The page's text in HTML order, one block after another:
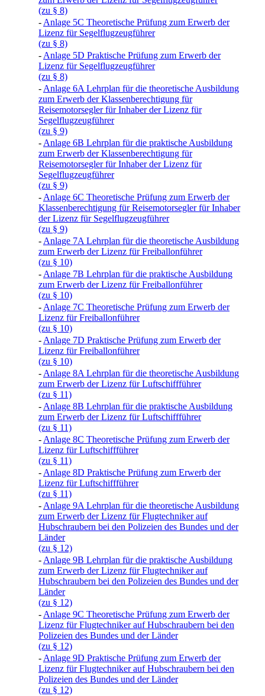
(zu § 8)
- Anlage 5C Theoretische Prüfung zum Erwerb der
Lizenz für Segelflugzeugführer
(zu § 8)
- Anlage 5D Praktische Prüfung zum Erwerb der
Lizenz für Segelflugzeugführer
(zu § 8)
- Anlage 6A Lehrplan für die theoretische Ausbildung
zum Erwerb der Klassenberechtigung für
Reisemotorsegler für Inhaber der Lizenz für
Segelflugzeugführer
(zu § 9)
- Anlage 6B Lehrplan für die praktische Ausbildung
zum Erwerb der Klassenberechtigung für
Reisemotorsegler für Inhaber der Lizenz für
Segelflugzeugführer
(zu § 9)
- Anlage 6C Theoretische Prüfung zum Erwerb der
Klassenberechtigung für Reisemotorsegler für Inhaber
der Lizenz für Segelflugzeugführer
(zu § 9)
- Anlage 7A Lehrplan für die theoretische Ausbildung
zum Erwerb der Lizenz für Freiballonführer
(zu § 10)
- Anlage 7B Lehrplan für die praktische Ausbildung
zum Erwerb der Lizenz für Freiballonführer
(zu § 10)
- Anlage 7C Theoretische Prüfung zum Erwerb der
Lizenz für Freiballonführer
(zu § 10)
- Anlage 7D Praktische Prüfung zum Erwerb der
Lizenz für Freiballonführer
(zu § 10)
- Anlage 8A Lehrplan für die theoretische Ausbildung
zum Erwerb der Lizenz für Luftschiffführer
(zu § 11)
- Anlage 8B Lehrplan für die praktische Ausbildung
zum Erwerb der Lizenz für Luftschiffführer
(zu § 11)
- Anlage 8C Theoretische Prüfung zum Erwerb der
Lizenz für Luftschiffführer
(zu § 11)
- Anlage 8D Praktische Prüfung zum Erwerb der
Lizenz für Luftschiffführer
(zu § 11)
- Anlage 9A Lehrplan für die theoretische Ausbildung
zum Erwerb der Lizenz für Flugtechniker auf
Hubschraubern bei den Polizeien des Bundes und der
Länder
(zu § 12)
- Anlage 9B Lehrplan für die praktische Ausbildung
zum Erwerb der Lizenz für Flugtechniker auf
Hubschraubern bei den Polizeien des Bundes und der
Länder
(zu § 12)
- Anlage 9C Theoretische Prüfung zum Erwerb der
Lizenz für Flugtechniker auf Hubschraubern bei den
Polizeien des Bundes und der Länder
(zu § 12)
- Anlage 9D Praktische Prüfung zum Erwerb der
Lizenz für Flugtechniker auf Hubschraubern bei den
Polizeien des Bundes und der Länder
(zu § 12)